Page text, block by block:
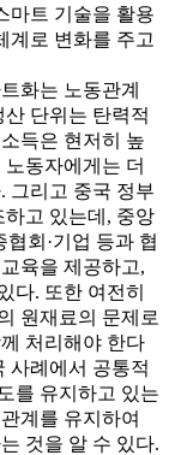
마트 기술을 활용
계로 변화를 주고
화는 노동관계
단위는 탄력적
득은 현저히 높
동자에게는 더
그리고 중국 정부
고 있는데, 중앙
협회·기업 등과 협
육을 제공하고,
다. 또한 여전히
원재료의 문제로
처리해야 한다
사례에서 공통적
를 유지하고 있는
계를 유지하여
것을 알 수 있다.